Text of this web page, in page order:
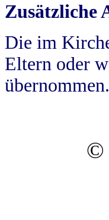
Zusätzliche
Die im
Eltern oder
übernommen.
©